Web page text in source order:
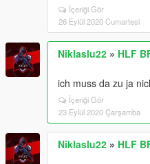
İçeriği Gör
26 Eylül 2020 Cumartesi
Niklaslu22 » HLF
ich muss da zu ja
İçeriği Gör
23 Eylül 2020 Çarşamba
Niklaslu22 » HLF